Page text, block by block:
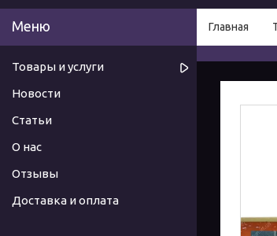
Главная
Товары и услуги
Новости
Статьи
О нас
Отзывы
Доставка и оплата